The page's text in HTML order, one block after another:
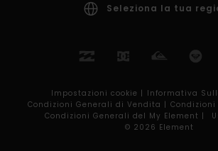
Seleziona la tua
Impostazioni cookie | Informativa
Condizioni Generali di Vendita | Condizioni
Condizioni Generali del My Element |
© 2026 Element